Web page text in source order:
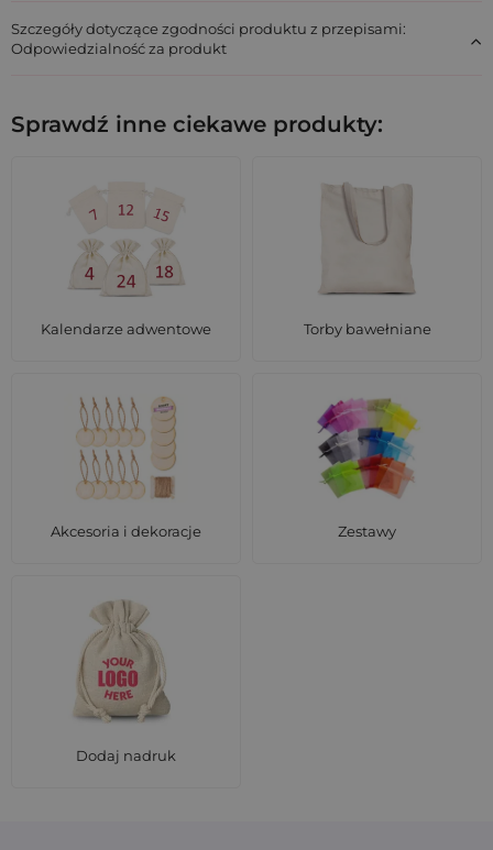
Szczegóły dotyczące zgodności produktu z przepisami:
Odpowiedzialność za produkt
Sprawdź inne ciekawe produkty:
Kalendarze adwentowe Torby bawełniane
Akcesoria i dekoracje Zestawy
Dodaj nadruk